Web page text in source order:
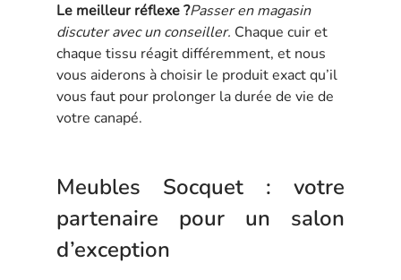
Le meilleur réflexe ?Passer en magasin
discuter avec un conseiller. Chaque cuir et
chaque tissu réagit différemment, et nous
vous aiderons à choisir le produit exact qu’il
vous faut pour prolonger la durée de vie de
votre canapé.
Meubles Socquet : votre
partenaire pour un salon
d’exception